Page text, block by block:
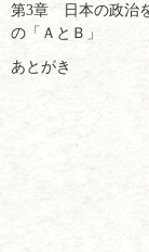
第3章 日本の政治
の「ＡとＢ」
あとがき